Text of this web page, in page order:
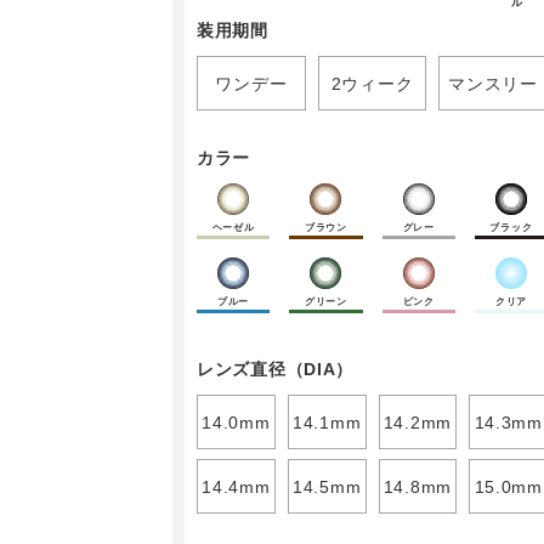
ル
装用期間
ワンデー 2ウィーク マンスリー
カラー
ヘーゼル ブラウン グレー ブラック
ブルー グリーン ピンク クリア
レンズ直径（DIA）
14.0mm 14.1mm 14.2mm 14.3mm
14.4mm 14.5mm 14.8mm 15.0mm